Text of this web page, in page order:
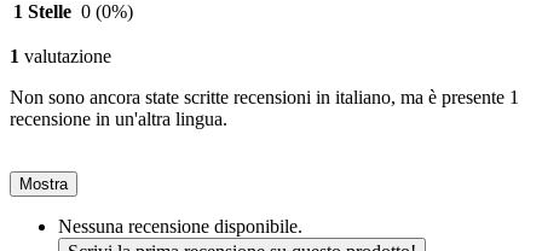
1 Stelle 0 (0%)
1 valutazione
Non sono ancora state scritte recensioni in italiano, ma è presente 1
recensione in un'altra lingua.
Mostra
Nessuna recensione disponibile.